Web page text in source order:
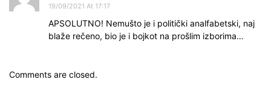
19/09/2021 At 17:17
APSOLUTNO! Nemušto je i politički analfabetski, naj
blaže rečeno, bio je i bojkot na prošlim izborima…
Comments are closed.